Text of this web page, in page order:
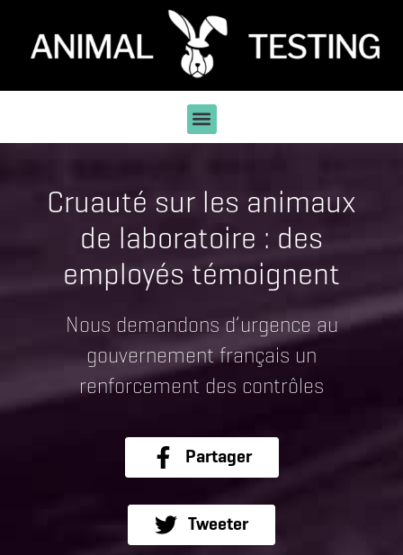
Cruauté sur les animaux
de laboratoire : des
employés témoignent
Nous demandons d’urgence au
gouvernement français un
renforcement des contrôles
Partager
Tweeter